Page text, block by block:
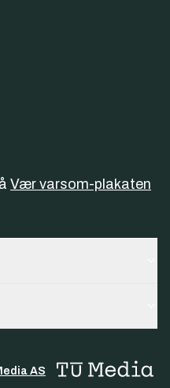
Vær varsom-plakaten
AS